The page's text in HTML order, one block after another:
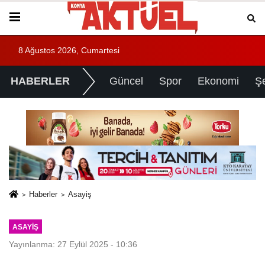
8 Ağustos 2026, Cumartesi
HABERLER Güncel Spor Ekonomi
Haberler Asayiş
ASAYIŞ
Yayınlanma: 27 Eylül 2025 - 10:36